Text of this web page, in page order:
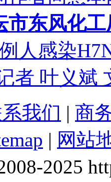
市东风化工
人感染
者 叶义斌
我们 | 商
| 网站
2025